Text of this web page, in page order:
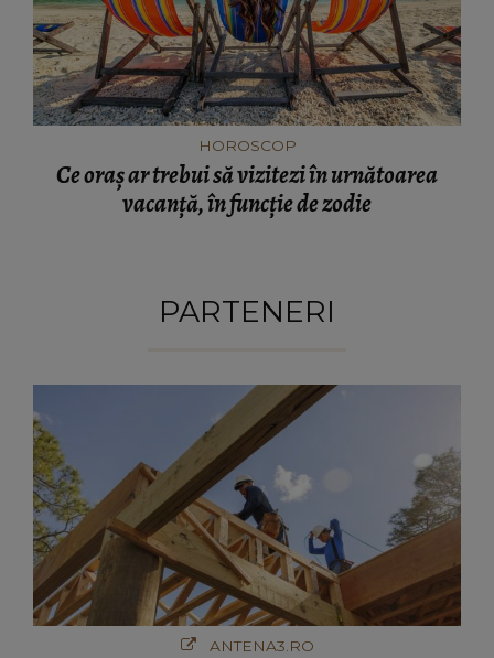
HOROSCOP
Ce oraș ar trebui să vizitezi în urnătoarea
vacanță, în funcție de zodie
PARTENERI
ANTENA3.RO